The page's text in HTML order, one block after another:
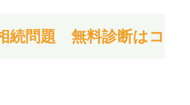
続問題 無料診断はコ